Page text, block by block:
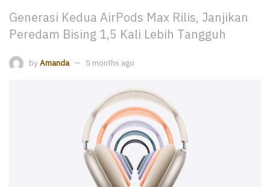
Generasi Kedua AirPods Max Rilis, Janjikan
Peredam Bising 1,5 Kali Lebih Tangguh
by Amanda 5 months ago